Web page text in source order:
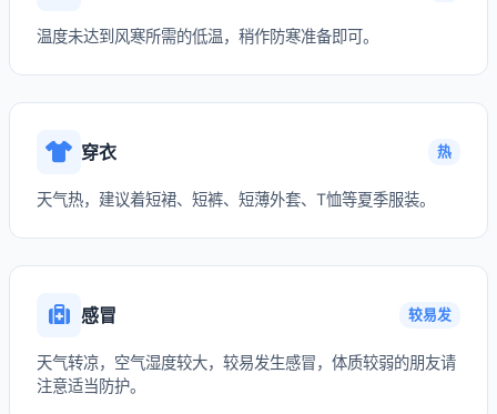
温度未达到风寒所需的低温，稍作防寒准备即可。
穿衣 热
天气热，建议着短裙、短裤、短薄外套、T恤等夏季服装。
感冒 较易发
天气转凉，空气湿度较大，较易发生感冒，体质较弱的朋友请
注意适当防护。